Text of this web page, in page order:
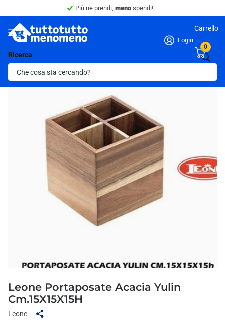
Più ne prendi, meno spendi!
Ricerca
Login
Carrello
0
Ultima scorta!
Leone Portaposate Acacia Yulin
Cm.15X15X15H
Leone